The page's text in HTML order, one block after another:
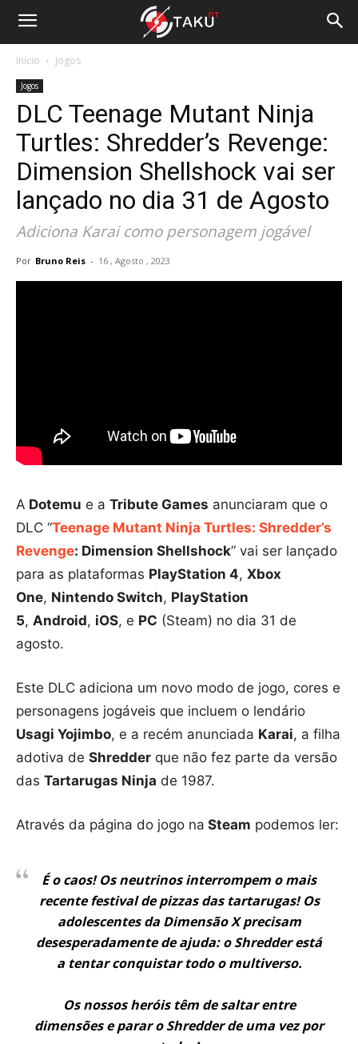
Início Jogos
Jogos
DLC Teenage Mutant Ninja
Turtles: Shredder’s Revenge:
Dimension Shellshock vai ser
lançado no dia 31 de Agosto
Adiciona Karai como personagem jogável
Por Bruno Reis - 16 , Agosto , 2023
A Dotemu e a Tribute Games anunciaram que o
DLC “Teenage Mutant Ninja Turtles: Shredder’s
Revenge: Dimension Shellshock” vai ser lançado
para as plataformas PlayStation 4, Xbox
One, Nintendo Switch, PlayStation
5, Android, iOS, e PC (Steam) no dia 31 de
agosto.
Este DLC adiciona um novo modo de jogo, cores e
personagens jogáveis que incluem o lendário
Usagi Yojimbo, e a recém anunciada Karai, a filha
adotiva de Shredder que não fez parte da versão
das Tartarugas Ninja de 1987.
Através da página do jogo na Steam podemos ler:
É o caos! Os neutrinos interrompem o mais
recente festival de pizzas das tartarugas! Os
adolescentes da Dimensão X precisam
desesperadamente de ajuda: o Shredder está
a tentar conquistar todo o multiverso.
Os nossos heróis têm de saltar entre
dimensões e parar o Shredder de uma vez por